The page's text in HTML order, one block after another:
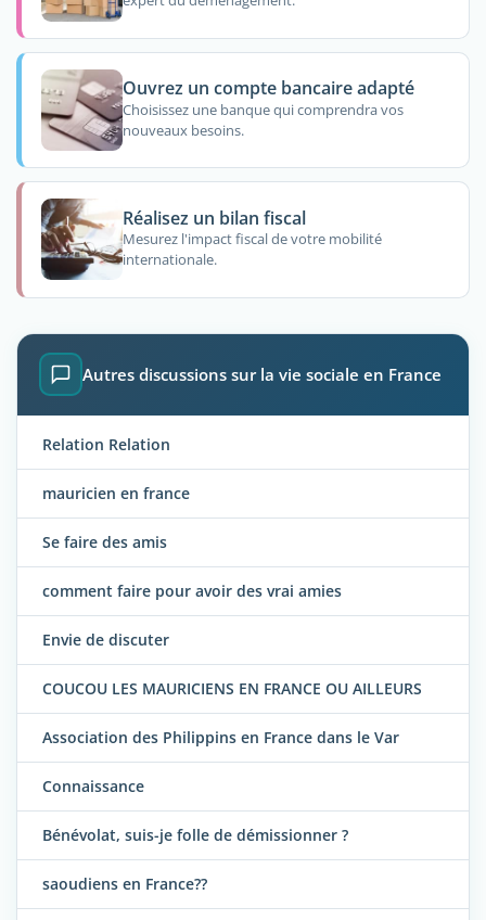
Ouvrez un compte bancaire adapté
Choisissez une banque qui comprendra vos
nouveaux besoins.
Réalisez un bilan fiscal
Mesurez l'impact fiscal de votre mobilité
internationale.
Autres discussions sur la vie sociale en France
Relation Relation
mauricien en france
Se faire des amis
comment faire pour avoir des vrai amies
Envie de discuter
COUCOU LES MAURICIENS EN FRANCE OU AILLEURS
Association des Philippins en France dans le Var
Connaissance
Bénévolat, suis-je folle de démissionner ?
saoudiens en France??